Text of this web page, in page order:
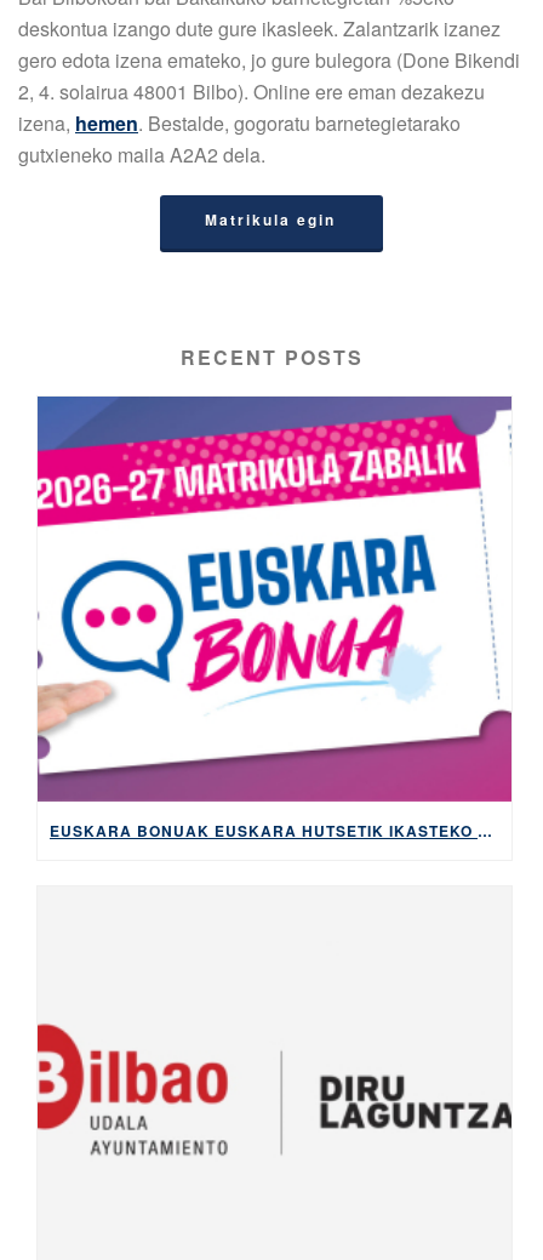
deskontua izango dute gure ikasleek. Zalantzarik izanez
gero edota izena emateko, jo gure bulegora (Done Bikendi
2, 4. solairua 48001 Bilbo). Online ere eman dezakezu
izena, hemen. Bestalde, gogoratu barnetegietarako
gutxieneko maila A2A2 dela.
Matrikula egin
RECENT POSTS
EUSKARA BONUAK EUSKARA HUTSETIK IKASTEKO KOSTUA ETA BUROKRAZIA MURRIZTUKO DITU